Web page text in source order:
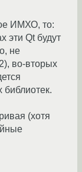
ИМХО, то:
эти Qt будут
не
во-вторых
библиотек.
(хотя